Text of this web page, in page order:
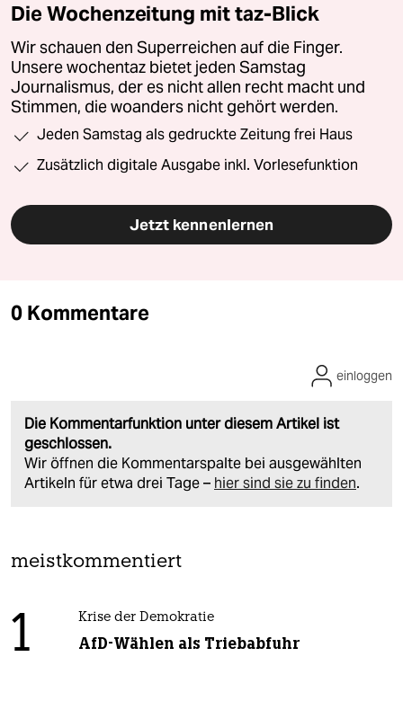
Die Wochenzeitung mit taz-Blick
Wir schauen den Superreichen auf die Finger.
Unsere wochentaz bietet jeden Samstag
Journalismus, der es nicht allen recht macht und
Stimmen, die woanders nicht gehört werden.
Jeden Samstag als gedruckte Zeitung frei Haus
Zusätzlich digitale Ausgabe inkl. Vorlesefunktion
Jetzt kennenlernen
0 Kommentare
Die Kommentarfunktion unter diesem Artikel ist
geschlossen.
Wir öffnen die Kommentarspalte bei ausgewählten
Artikeln für etwa drei Tage – hier sind sie zu finden.
einloggen
meistkommentiert
1 Krise der Demokratie
AfD-Wählen als Triebabfuhr